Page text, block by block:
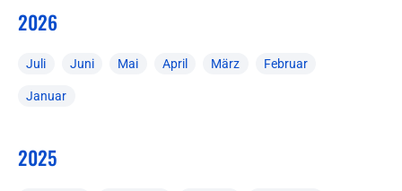
2026
Juli Juni Mai April März Februar
Januar
2025